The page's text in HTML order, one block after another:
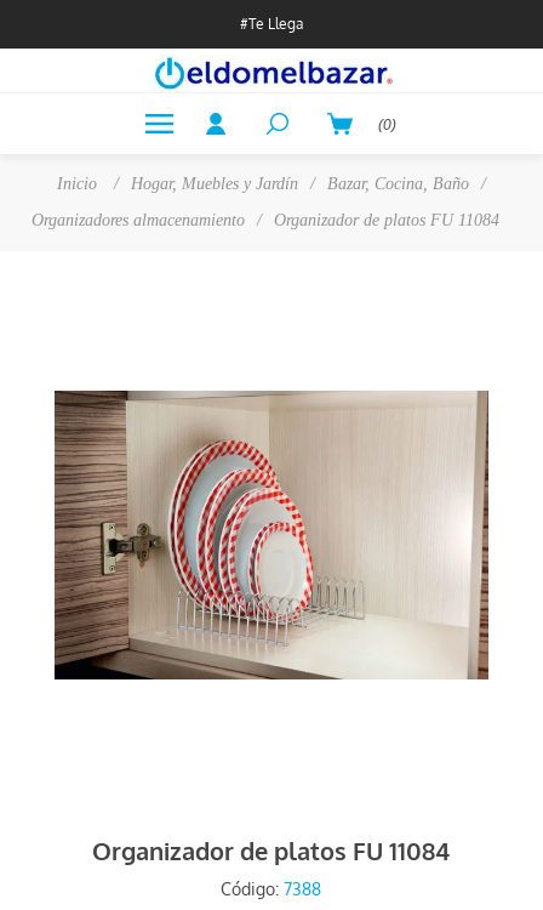
#Te Llega
(0)
Inicio / Hogar, Muebles y Jardín / Bazar, Cocina, Baño
/
Organizadores almacenamiento
/ Organizador de platos FU 11084
Organizador de platos FU 11084
Código: 7388